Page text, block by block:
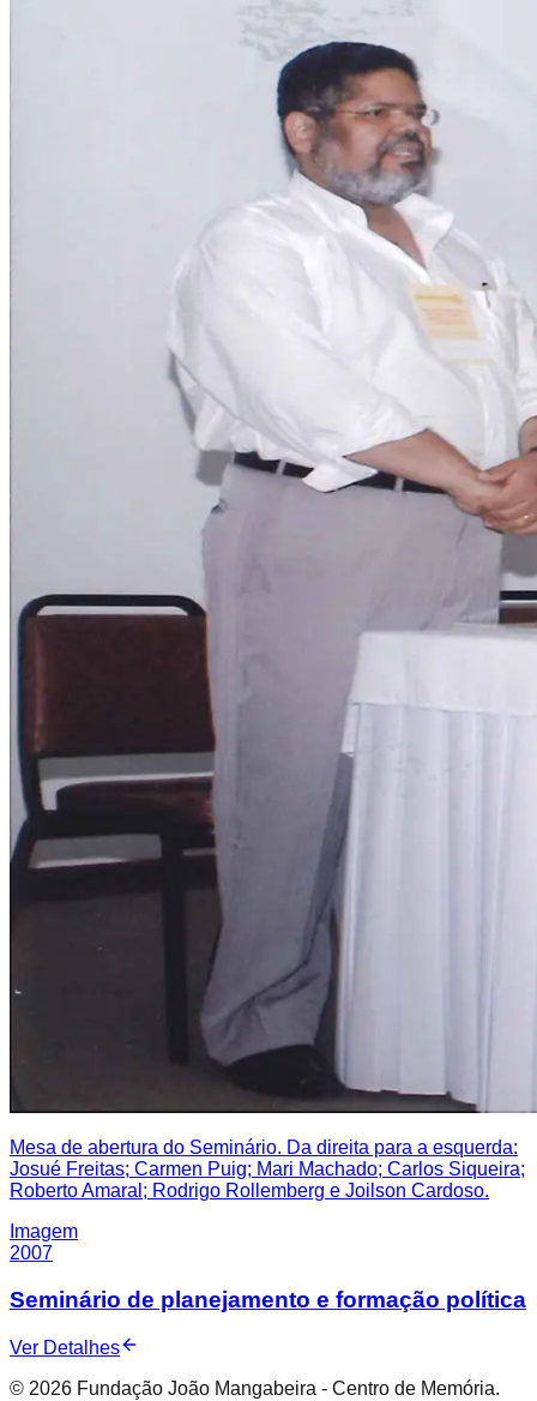
Mesa de abertura do Seminário. Da direita para a esquerda:
Josué Freitas; Carmen Puig; Mari Machado; Carlos Siqueira;
Roberto Amaral; Rodrigo Rollemberg e Joilson Cardoso.
Imagem
2007
Seminário de planejamento e formação política
Ver Detalhes
© 2026 Fundação João Mangabeira - Centro de Memória.